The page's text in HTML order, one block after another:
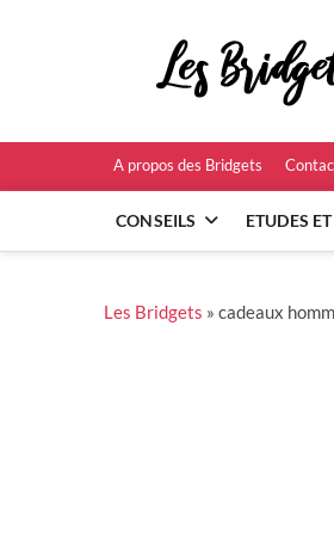
A propos des Bridgets
CONSEILS ETUDES
Les Bridgets » cadeaux